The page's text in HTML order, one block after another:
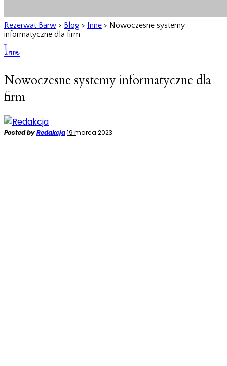
Rezerwat Barw > Blog > Inne > Nowoczesne systemy
informatyczne dla firm
Inne
Nowoczesne systemy informatyczne dla
firm
Posted byRedakcja19 marca 2023